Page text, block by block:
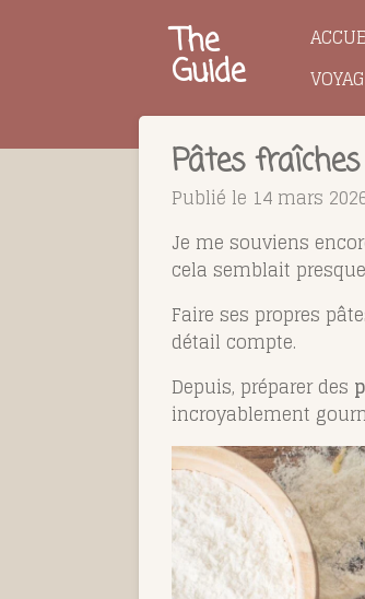
The
Guide
Pâtes
Publié le 14 mars
Je me souviens
cela semblait
Faire ses propres
détail compte.
Depuis, préparer des
incroyablement